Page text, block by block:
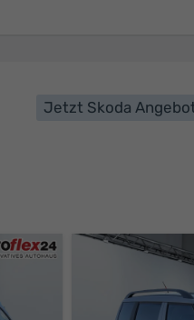
Jetzt Skoda